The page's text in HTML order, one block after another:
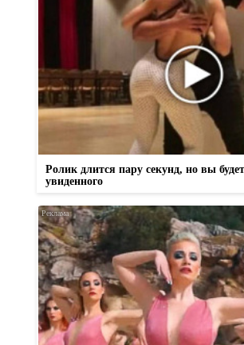
Ролик длится пару секунд, но вы
увиденного